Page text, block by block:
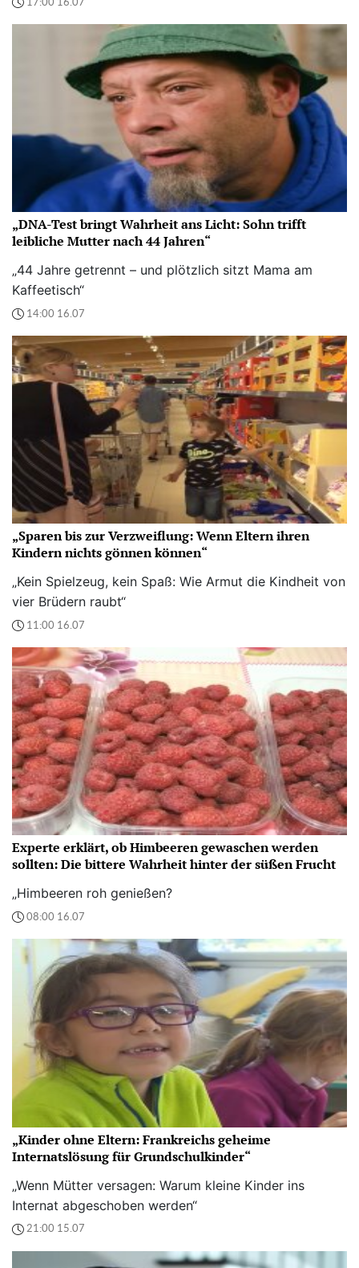
17:00 16.07
„DNA-Test bringt Wahrheit ans Licht: Sohn trifft
leibliche Mutter nach 44 Jahren“
„44 Jahre getrennt – und plötzlich sitzt Mama am
Kaffeetisch“
14:00 16.07
„Sparen bis zur Verzweiflung: Wenn Eltern ihren
Kindern nichts gönnen können“
„Kein Spielzeug, kein Spaß: Wie Armut die Kindheit von
vier Brüdern raubt“
11:00 16.07
Experte erklärt, ob Himbeeren gewaschen werden
sollten: Die bittere Wahrheit hinter der süßen Frucht
„Himbeeren roh genießen?
08:00 16.07
„Kinder ohne Eltern: Frankreichs geheime
Internatslösung für Grundschulkinder“
„Wenn Mütter versagen: Warum kleine Kinder ins
Internat abgeschoben werden“
21:00 15.07